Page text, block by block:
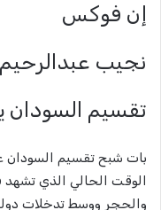
إن فوكس
نجيب عبدالرحيم
تقسيم السودان
بات شبح تقسيم السودان
الوقت الحالي الذي تشهد
والحجر ووسط تدخلات